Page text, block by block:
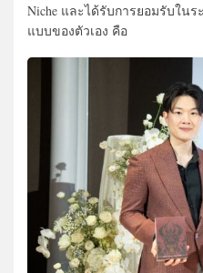
Niche และได้รับการยอมรับใน
แบบของตัวเอง คือ